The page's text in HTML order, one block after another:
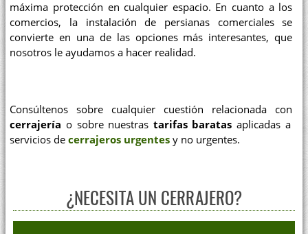
máxima protección en cualquier espacio. En cuanto a los
comercios, la instalación de persianas comerciales se
convierte en una de las opciones más interesantes, que
nosotros le ayudamos a hacer realidad.
Consúltenos sobre cualquier cuestión relacionada con
cerrajeríao sobre nuestras tarifas baratas aplicadas a
servicios decerrajeros urgentes y no urgentes.
¿NECESITA UN CERRAJERO?